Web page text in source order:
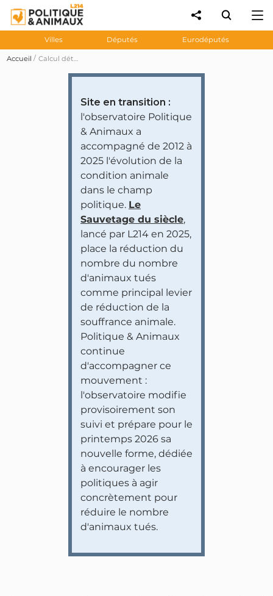
Villes Députés Eurodéputés
Accueil Calcul détaillé des notes
Site en transition :
l'observatoire Politique
& Animaux a
accompagné de 2012 à
2025 l'évolution de la
condition animale
dans le champ
politique. Le
Sauvetage du siècle,
lancé par L214 en 2025,
place la réduction du
nombre du nombre
d'animaux tués
comme principal levier
de réduction de la
souffrance animale.
Politique & Animaux
continue
d'accompagner ce
mouvement :
l'observatoire modifie
provisoirement son
suivi et prépare pour le
printemps 2026 sa
nouvelle forme, dédiée
à encourager les
politiques à agir
concrètement pour
réduire le nombre
d'animaux tués.